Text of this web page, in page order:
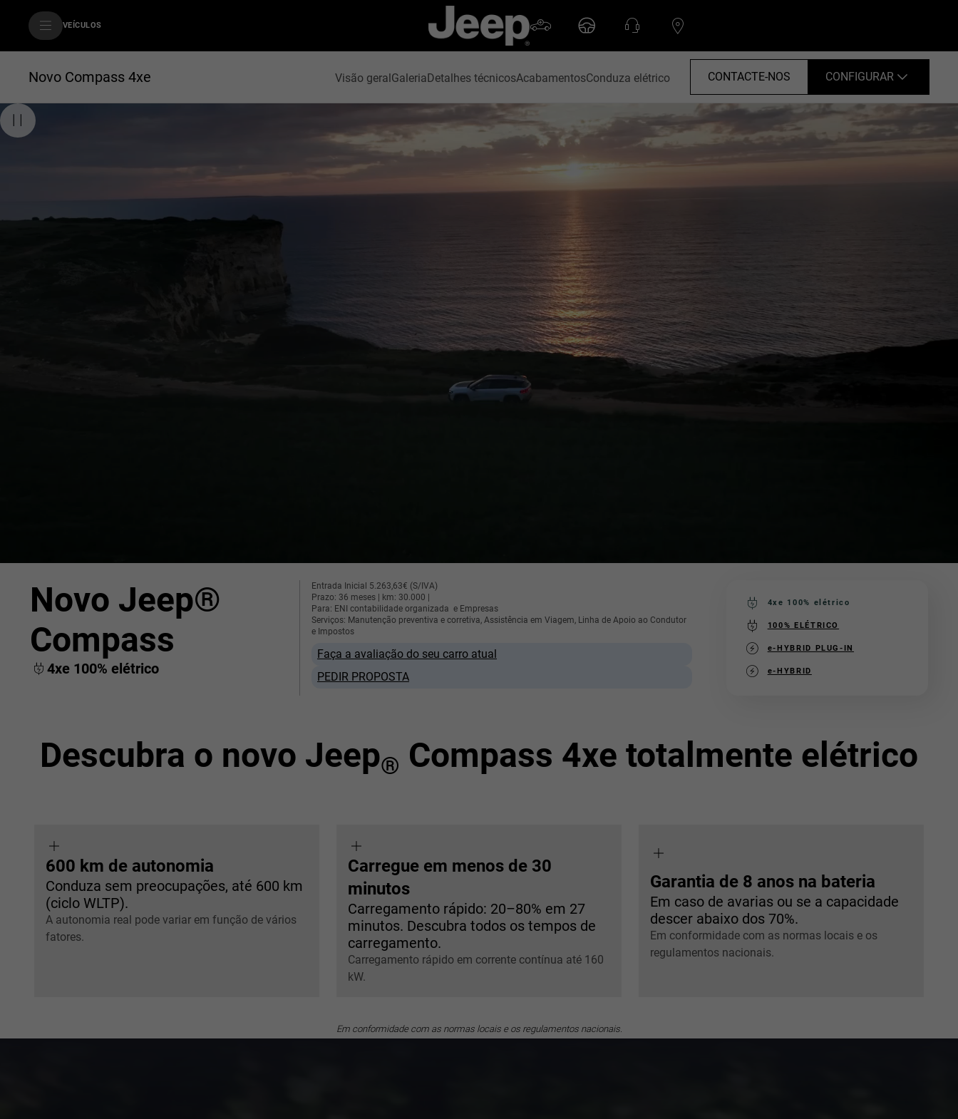
VEÍCULOS
Novo Compass 4xe Visão geralGaleriaDetalhes técnicosAcabamentosConduza elétrico CONTACTE-NOS CONFIGURAR
Novo Jeep®
Compass
4xe 100% elétrico
Entrada Inicial 5.263,63€ (S/IVA)
Prazo: 36 meses | km: 30.000 |
Para: ENI contabilidade organizada e Empresas
Serviços: Manutenção preventiva e corretiva, Assistência em Viagem, Linha de Apoio ao Condutor
e Impostos
Faça a avaliação do seu carro atual
PEDIR PROPOSTA
4xe 100% elétrico
100% ELÉTRICO
e-HYBRID PLUG-IN
e-HYBRID
Descubra o novo Jeep® Compass 4xe totalmente elétrico
600 km de autonomia
Conduza sem preocupações, até 600 km
(ciclo WLTP).
A autonomia real pode variar em função de vários
fatores.
Carregue em menos de 30
minutos
Carregamento rápido: 20–80% em 27
minutos. Descubra todos os tempos de
carregamento.
Carregamento rápido em corrente contínua até 160
kW.
Garantia de 8 anos na bateria
Em caso de avarias ou se a capacidade
descer abaixo dos 70%.
Em conformidade com as normas locais e os
regulamentos nacionais.
Em conformidade com as normas locais e os regulamentos nacionais.